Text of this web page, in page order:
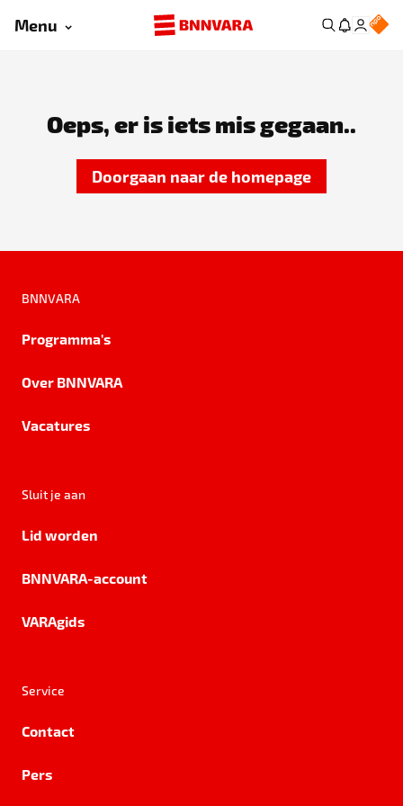
Menu
Oeps, er is iets mis gegaan..
Doorgaan naar de homepage
BNNVARA
Programma's
Over BNNVARA
Vacatures
Sluit je aan
Lid worden
BNNVARA-account
VARAgids
Service
Contact
Pers